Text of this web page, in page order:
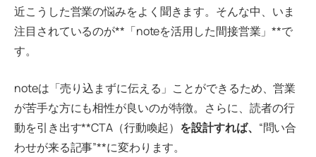
近こうした営業の悩みをよく聞きます。そんな中、いま
注目されているのが**「noteを活用した間接営業」**で
す。
noteは「売り込まずに伝える」ことができるため、営業
が苦手な方にも相性が良いのが特徴。さらに、読者の行
動を引き出す**CTA（行動喚起） を設計すれば、 “問い合
わせが来る記事”**に変わります。